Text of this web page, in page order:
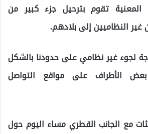
المعنية تقوم بترحيل جزء كبير من
غير النظاميين إلى بلادهم.
لجوء غير نظامي على حدودنا بالشكل
الأطراف على مواقع التواصل
مع الجانب القطري مساء اليوم حول